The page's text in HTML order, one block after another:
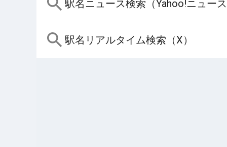
駅名ニュース検索（Yahoo!ニュー
駅名リアルタイム検索（X）